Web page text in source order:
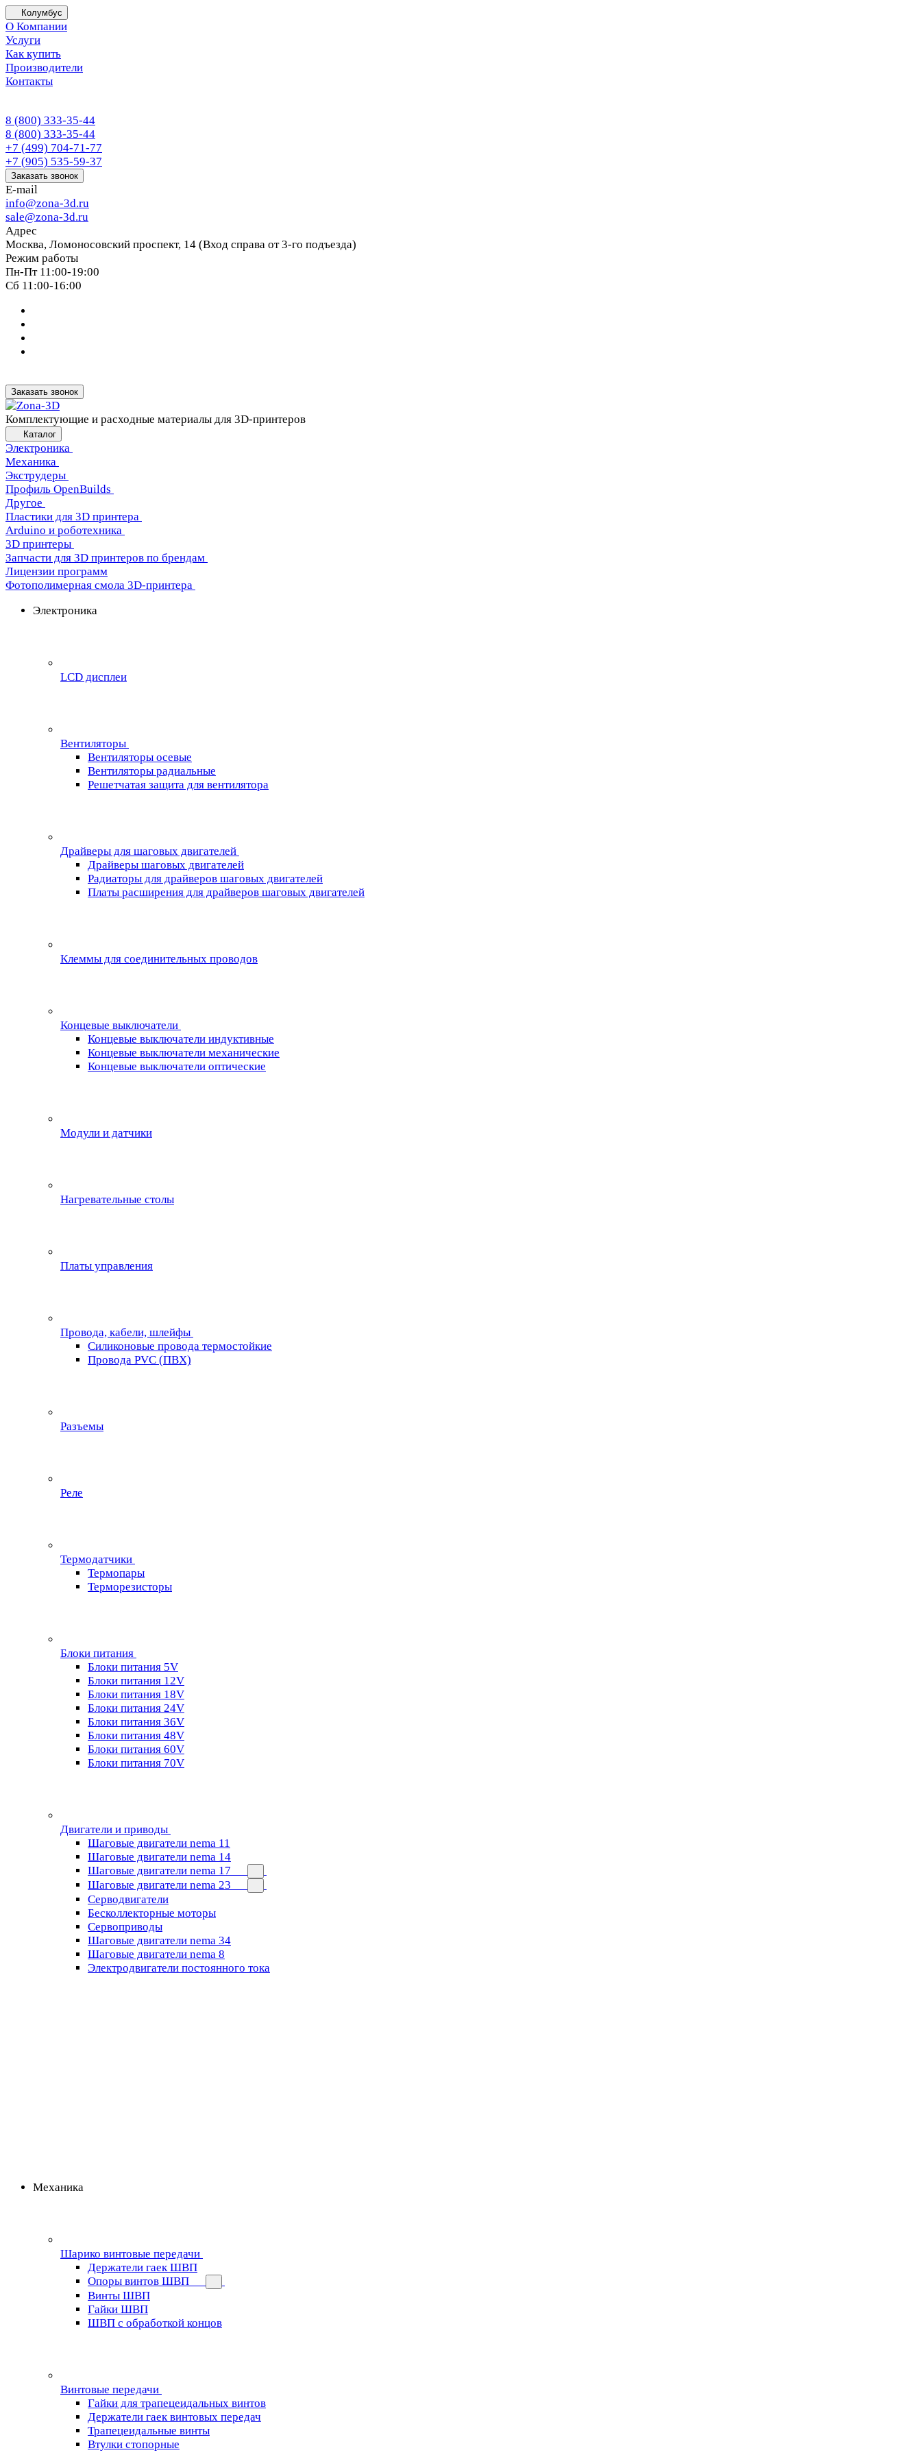
Колумбус
О Компании
Услуги
Как купить
Производители
Контакты
8 (800) 333-35-44
8 (800) 333-35-44
+7 (499) 704-71-77
+7 (905) 535-59-37
Заказать звонок
E-mail
info@zona-3d.ru
sale@zona-3d.ru
Адрес
Москва, Ломоносовский проспект, 14 (Вход справа от 3-го подъезда)
Режим работы
Пн-Пт 11:00-19:00
Сб 11:00-16:00
Заказать звонок
Комплектующие и расходные материалы для 3D-принтеров
Каталог
Электроника
Механика
Экструдеры
Профиль OpenBuilds
Другое
Пластики для 3D принтера
Arduino и роботехника
3D принтеры
Запчасти для 3D принтеров по брендам
Лицензии программ
Фотополимерная смола 3D-принтера
Электроника
LCD дисплеи
Вентиляторы
Вентиляторы осевые
Вентиляторы радиальные
Решетчатая защита для вентилятора
Драйверы для шаговых двигателей
Драйверы шаговых двигателей
Радиаторы для драйверов шаговых двигателей
Платы расширения для драйверов шаговых двигателей
Клеммы для соединительных проводов
Концевые выключатели
Концевые выключатели индуктивные
Концевые выключатели механические
Концевые выключатели оптические
Модули и датчики
Нагревательные столы
Платы управления
Провода, кабели, шлейфы
Силиконовые провода термостойкие
Провода PVC (ПВХ)
Разъемы
Реле
Термодатчики
Термопары
Терморезисторы
Блоки питания
Блоки питания 5V
Блоки питания 12V
Блоки питания 18V
Блоки питания 24V
Блоки питания 36V
Блоки питания 48V
Блоки питания 60V
Блоки питания 70V
Двигатели и приводы
Шаговые двигатели nema 11
Шаговые двигатели nema 14
Шаговые двигатели nema 17
Шаговые двигатели nema 23
Cерводвигатели
Бесколлекторные моторы
Сервоприводы
Шаговые двигатели nema 34
Шаговые двигатели nema 8
Электродвигатели постоянного тока
Механика
Шарико винтовые передачи
Держатели гаек ШВП
Опоры винтов ШВП
Винты ШВП
Гайки ШВП
ШВП с обработкой концов
Винтовые передачи
Гайки для трапецеидальных винтов
Держатели гаек винтовых передач
Трапецеидальные винты
Втулки стопорные